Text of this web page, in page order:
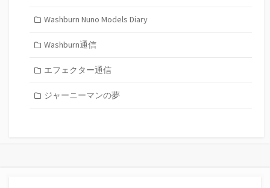
Washburn Nuno Models Diary
Washburn通信
エフェクター通信
ジャーニーマンの夢